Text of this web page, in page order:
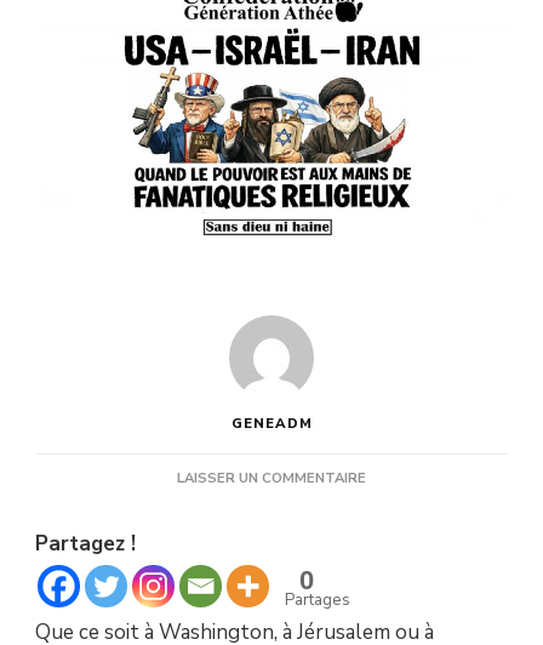
GENEADM
LAISSER UN COMMENTAIRE
LE
Partagez !
0
Partages
Que ce soit à Washington, à Jérusalem ou à